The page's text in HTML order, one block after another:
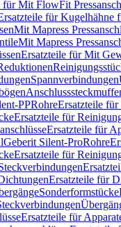
für Mit FlowFit
für Kugelhähne
Mit Mapress
Mit Mapress
Ersatzteile für Mit
Spannverbindungen
PPRohreErsatzteile für
Ersatzteile für
Ersatzteile für
Geberit Silent-ProRohre
Ersatzteile für
Ersatzteile für
Sonderformstücke
Ersatzteile für